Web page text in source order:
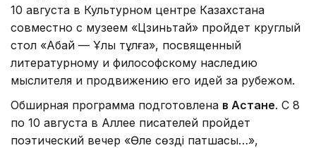
10 августа в Культурном центре Казахстана
совместно с музеем «Цзиньтай» пройдет круглый
стол «Абай — Ұлы тұлға», посвященный
литературному и философскому наследию
мыслителя и продвижению его идей за рубежом.
Обширная программа подготовлена в Астане. С 8
по 10 августа в Аллее писателей пройдет
поэтический вечер «Өлең сөздің патшасы…»,